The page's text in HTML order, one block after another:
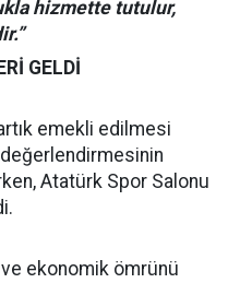
hizmette tutulur,
GELDİ
emekli edilmesi
Atatürk Spor Salonu
ve ekonomik ömrünü